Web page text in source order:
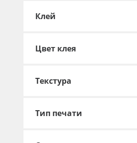
Клей
Цвет клея
Текстура
Тип печати